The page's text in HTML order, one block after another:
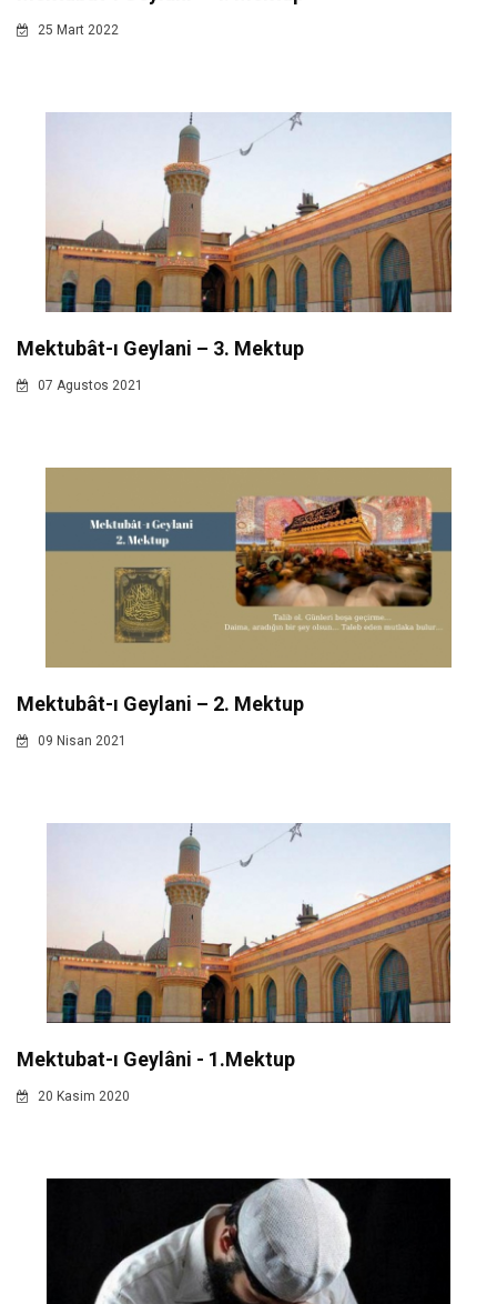
25 Mart 2022
Mektubât-ı Geylani – 3. Mektup
07 Agustos 2021
Mektubât-ı Geylani – 2. Mektup
09 Nisan 2021
Mektubat-ı Geylâni - 1.Mektup
20 Kasim 2020